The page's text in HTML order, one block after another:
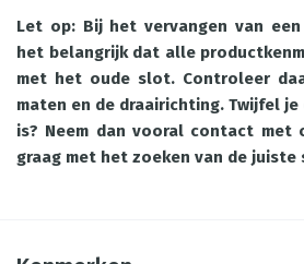
Let op: Bij het vervangen van
het belangrijk dat alle
met het oude slot. Controleer
maten en de draairichting. Twijfel
is? Neem dan vooral contact met
graag met het zoeken van de juiste